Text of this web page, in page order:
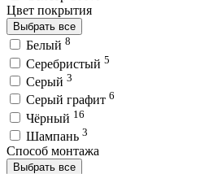
Цвет покрытия
Выбрать все
Белый 8
Серебристый 5
Серый 3
Серый графит 6
Чёрный 16
Шампань 3
Способ монтажа
Выбрать все